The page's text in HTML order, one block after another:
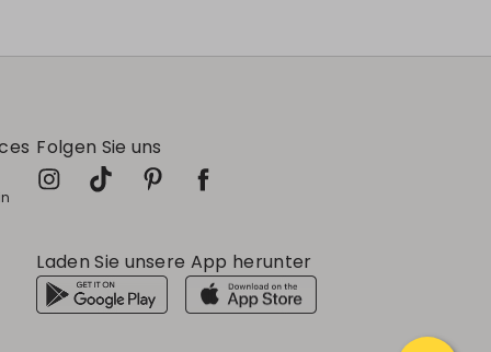
Folgen Sie uns
Laden Sie unsere App herunter